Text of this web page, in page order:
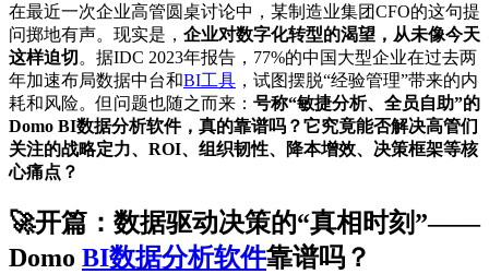
在最近一次企业高管圆桌讨论中，某制造业集团CFO的这句提
问掷地有声。现实是， 企业对数字化转型的渴望，从未像今天
这样迫切 。据IDC 2023年报告，77%的中国大型企业在过去两
年加速布局数据中台和BI工具 ，试图摆脱“经验管理”带来的内
耗和风险。但问题也随之而来： 号称“敏捷分析、全员自助”的
Domo BI数据分析软件，真的靠谱吗？它究竟能否解决高管们
关注的战略定力、ROI、组织韧性、降本增效、决策框架等核
心痛点？
🚀开篇：数据驱动决策的“真相时刻”——
Domo BI数据分析软件靠谱吗？